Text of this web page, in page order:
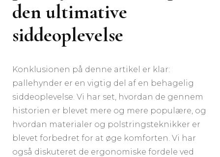
den ultimative
siddeoplevelse
Konklusionen på denne artikel er klar:
pallehynder er en vigtig del af en behagelig
siddeoplevelse. Vi har set, hvordan de gennem
historien er blevet mere og mere populære, og
hvordan materialer og polstringsteknikker er
blevet forbedret for at øge komforten. Vi har
også diskuteret de ergonomiske fordele ved